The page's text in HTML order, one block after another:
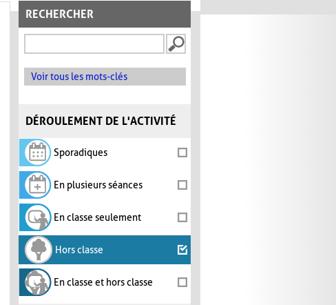
RECHERCHER
Voir tous les mots-clés
DÉROULEMENT DE L'ACTIVITÉ
Sporadiques
En plusieurs séances
En classe seulement
Hors classe
En classe et hors classe